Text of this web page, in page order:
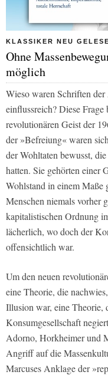
KLASSIKER NEU
Ohne
möglich
Wieso waren Schriften
einflussreich? Diese
revolutionären Geist der
der »Befreiung« waren
der Wohltaten bewusst,
hatten. Sie gehörten einer
Wohlstand in einem Maße
Menschen niemals vorher
kapitalistischen Ordnung
lächerlich, wo doch der
offensichtlich war.
Um den neuen
eine Theorie, die
Illusion war, eine Theorie,
Konsumgesellschaft
Adorno, Horkheimer und
Angriff auf die
Marcuses Anklage der